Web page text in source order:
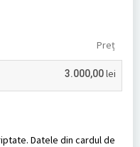
Preț
3.000,00lei
Datele din cardul de